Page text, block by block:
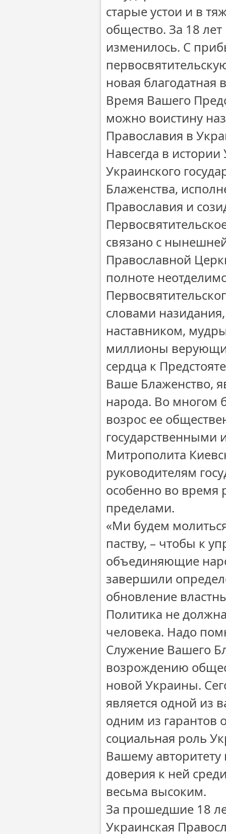
старые устои и в
общество. За 18
изменилось. С
новая благодатная
Время Вашего
можно воистину
Православия в
Навсегда в
Украинского
Блаженства,
Православия и
связано с
Православной
полноте
словами
наставником,
миллионы
сердца к
Ваше Блаженство,
народа. Во многом
возрос ее
государственными
Митрополита
руководителям
особенно во время
пределами.
«Ми будем
паству, – чтобы к
объединяющие
завершили
обновление
Политика не
человека. Надо
Служение Вашего
возрождению
новой Украины.
является одной из
одним из гарантов
социальная роль
Вашему
доверия к ней
весьма высоким.
За прошедшие 18
Украинская